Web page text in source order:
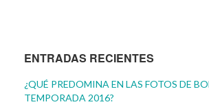
ENTRADAS RECIENTES
¿QUÉ PREDOMINA EN LAS FOTOS DE
TEMPORADA 2016?